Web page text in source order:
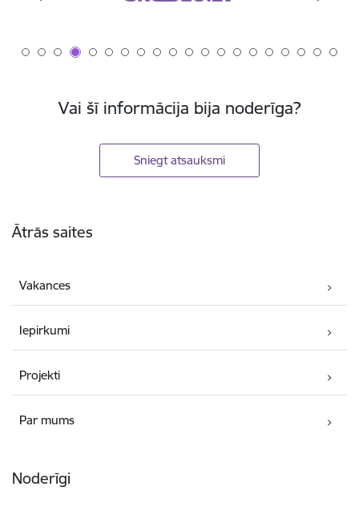
Vai šī informācija bija noderīga?
Sniegt atsauksmi
Ātrās saites
Vakances
Iepirkumi
Projekti
Par mums
Noderīgi